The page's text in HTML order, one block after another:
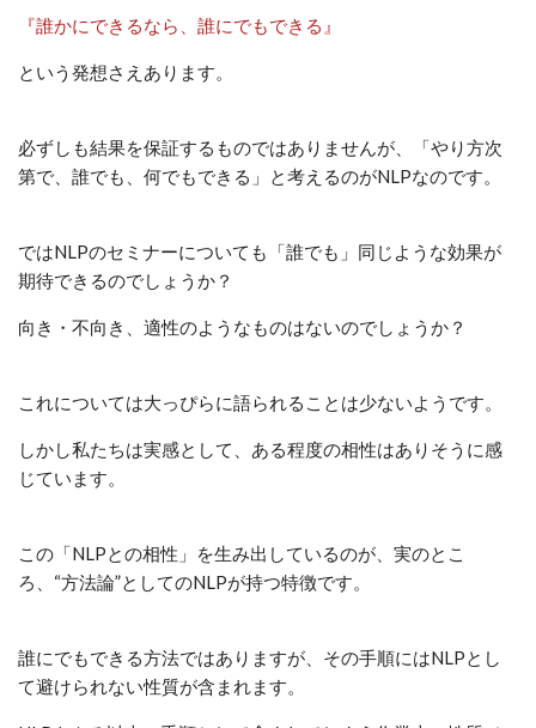
『誰かにできるなら、誰にでもできる』
という発想さえあります。
必ずしも結果を保証するものではありませんが、「やり方次
第で、誰でも、何でもできる」と考えるのがNLPなのです。
ではNLPのセミナーについても「誰でも」同じような効果が
期待できるのでしょうか？
向き・不向き、適性のようなものはないのでしょうか？
これについては大っぴらに語られることは少ないようです。
しかし私たちは実感として、ある程度の相性はありそうに感
じています。
この「NLPとの相性」を生み出しているのが、実のとこ
ろ、“方法論”としてのNLPが持つ特徴です。
誰にでもできる方法ではありますが、その手順にはNLPとし
て避けられない性質が含まれます。